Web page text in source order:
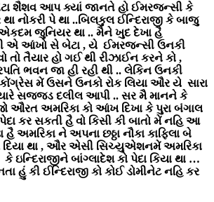
શૈશવ આપ ક્યાં જાનતે હો ઈમરજન્સી કે
નોકરી પે થા ..બિલકુલ ઈન્દિરાજી કે બાજુ
જુનિયર થા .. મૈને ખુદ દેખા હૈ
એ આંખો સે બેટા , યે ઈમરજન્સી ઉનકી
તો તૈયાર હો ગઈ થી રીઝાઈન કરને કો ,
ભવન જા હી રહી થી .. લેકિન ઉનકી
મેં ઉસને ઉનકો રોક લિયા ઔર યે સારા
સજ્જડ દલીલ આપી .. સર મૈ માનને કે
ઔરત અમરિકા કો આંખ દિખા કે પુરા બંગાલ
કર સકતી હૈ વો કિસી કી બાતો મેં નહિ આ
અમરિકા ને અપના છઠ્ઠા નૌકા કાફિલા બે
થા , ઔર એસી સિચ્યુએશનમેં અમરિકા
બાંગ્લાદેશ કો પેદા કિયા થા …
હું કી ઈન્દિરાજી કો કોઈ ડોમીનેટ નહિ કર